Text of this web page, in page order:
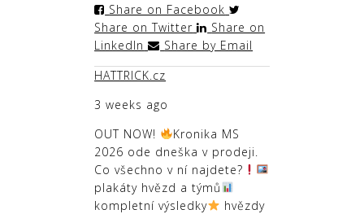
Share on Facebook
Share on Twitter
Share on
LinkedIn
Share by Email
HATTRICK.cz
3 weeks ago
OUT NOW!
Kronika MS
2026 ode dneška v prodeji.
Co všechno v ní najdete?
plakáty hvězd a týmů
kompletní výsledky
hvězdy